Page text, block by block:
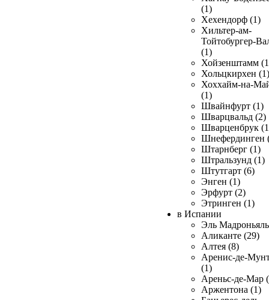
(1)
Хехендорф (1)
Хильтер-ам-
Тойтобургер-
(1)
Хойзенштамм
Хольцкирхен (1)
Хоххайм-на-
(1)
Швайнфурт (1)
Шварцвальд (2)
Шварценбрук
Шнефердинген
Штарнберг (1)
Штральзунд (1)
Штутгарт (6)
Энген (1)
Эрфурт (2)
Этринген (1)
в Испании
Эль
Аликанте (29)
Алтея (8)
Аренис-де-
(1)
Ареньс-де-Мар
Аржентона (1)